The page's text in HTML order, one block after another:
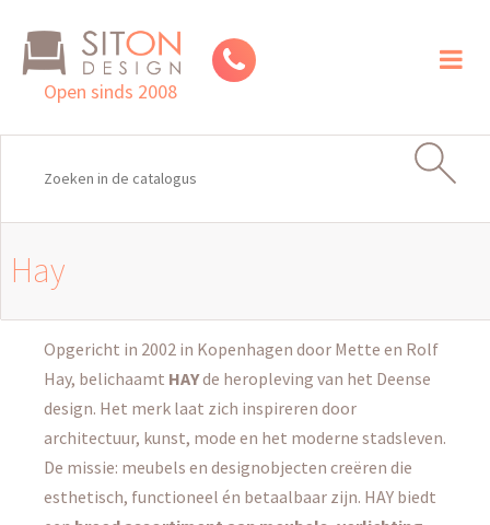
Open sinds 2008
Hay
Opgericht in 2002 in Kopenhagen door Mette en Rolf
Hay, belichaamt HAYde heropleving van het Deense
design. Het merk laat zich inspireren door
architectuur, kunst, mode en het moderne stadsleven.
De missie: meubels en designobjecten creëren die
esthetisch, functioneel én betaalbaar zijn. HAY biedt